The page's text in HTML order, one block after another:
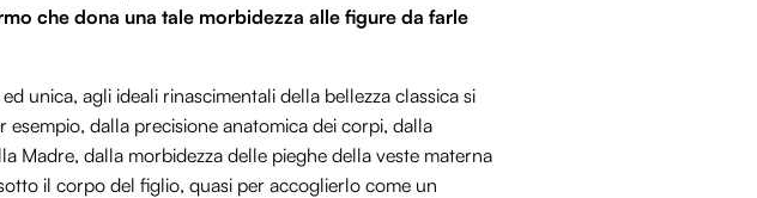
che dona una tale morbidezza alle figure da farle
unica, agli ideali rinascimentali della bellezza classica si
dalla precisione anatomica dei corpi, dalla
Madre, dalla morbidezza delle pieghe della veste materna
il corpo del figlio, quasi per accoglierlo come un